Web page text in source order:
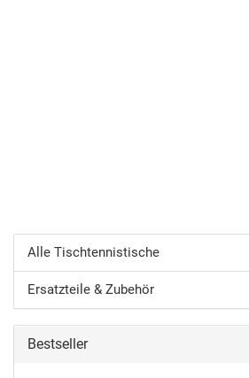
Alle Tischtennistische
Ersatzteile & Zubehör
Bestseller